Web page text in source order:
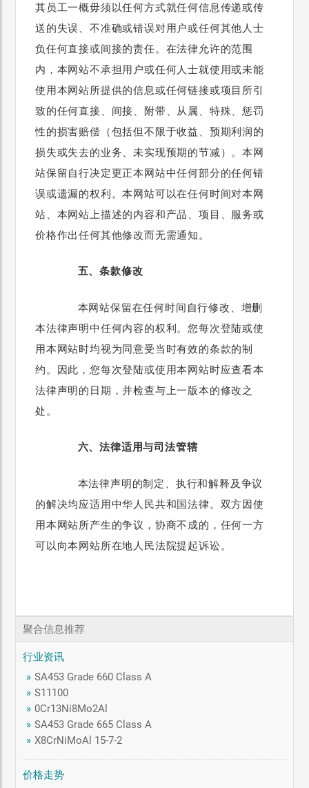
其员工一概毋须以任何方式就任何信息传递或传
送的失误、不准确或错误对用户或任何其他人士
负任何直接或间接的责任。在法律允许的范围
内，本网站不承担用户或任何人士就使用或未能
使用本网站所提供的信息或任何链接或项目所引
致的任何直接、间接、附带、从属、特殊、惩罚
性的损害赔偿（包括但不限于收益、预期利润的
损失或失去的业务、未实现预期的节减）。本网
站保留自行决定更正本网站中任何部分的任何错
误或遗漏的权利。本网站可以在任何时间对本网
站、本网站上描述的内容和产品、项目、服务或
价格作出任何其他修改而无需通知。
五、条款修改
本网站保留在任何时间自行修改、增删
本法律声明中任何内容的权利。您每次登陆或使
用本网站时均视为同意受当时有效的条款的制
约。因此，您每次登陆或使用本网站时应查看本
法律声明的日期，并检查与上一版本的修改之
处。
六、法律适用与司法管辖
本法律声明的制定、执行和解释及争议
的解决均应适用中华人民共和国法律。双方因使
用本网站所产生的争议，协商不成的，任何一方
可以向本网站所在地人民法院提起诉讼。
聚合信息推荐
行业资讯
» SA453 Grade 660 Class A
» S11100
» 0Cr13Ni8Mo2Al
» SA453 Grade 665 Class A
» X8CrNiMoAl 15-7-2
价格走势